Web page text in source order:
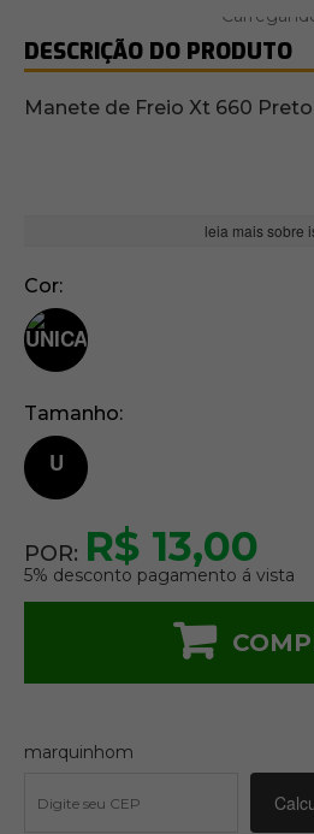
DESCRIÇÃO DO PRODUTO
Manete de Freio Xt 660
leia mais sobre
Cor
Tamanho
U
POR: R$ 13,00
5% desconto pagamento á vista
marquinhom